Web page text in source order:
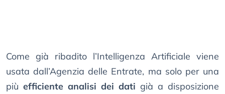
Come già ribadito l’Intelligenza Artificiale viene
usata dall’Agenzia delle Entrate, ma solo per una
più efficiente analisi dei dati già a disposizione